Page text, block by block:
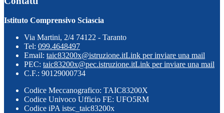
Istituto Comprensivo Sciascia
Via Martini, 2/4 74122 - Taranto
Tel: 099.4648497
Email: taic83200x@istruzione.itLink per inviare una mail
PEC: taic83200x@pec.istruzione.itLink per inviare una mail
C.F.: 90129000734
Codice Meccanografico: TAIC83200X
Codice Univoco Ufficio FE: UFO5RM
Codice iPA istsc_taic83200x